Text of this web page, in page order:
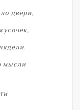
двери,